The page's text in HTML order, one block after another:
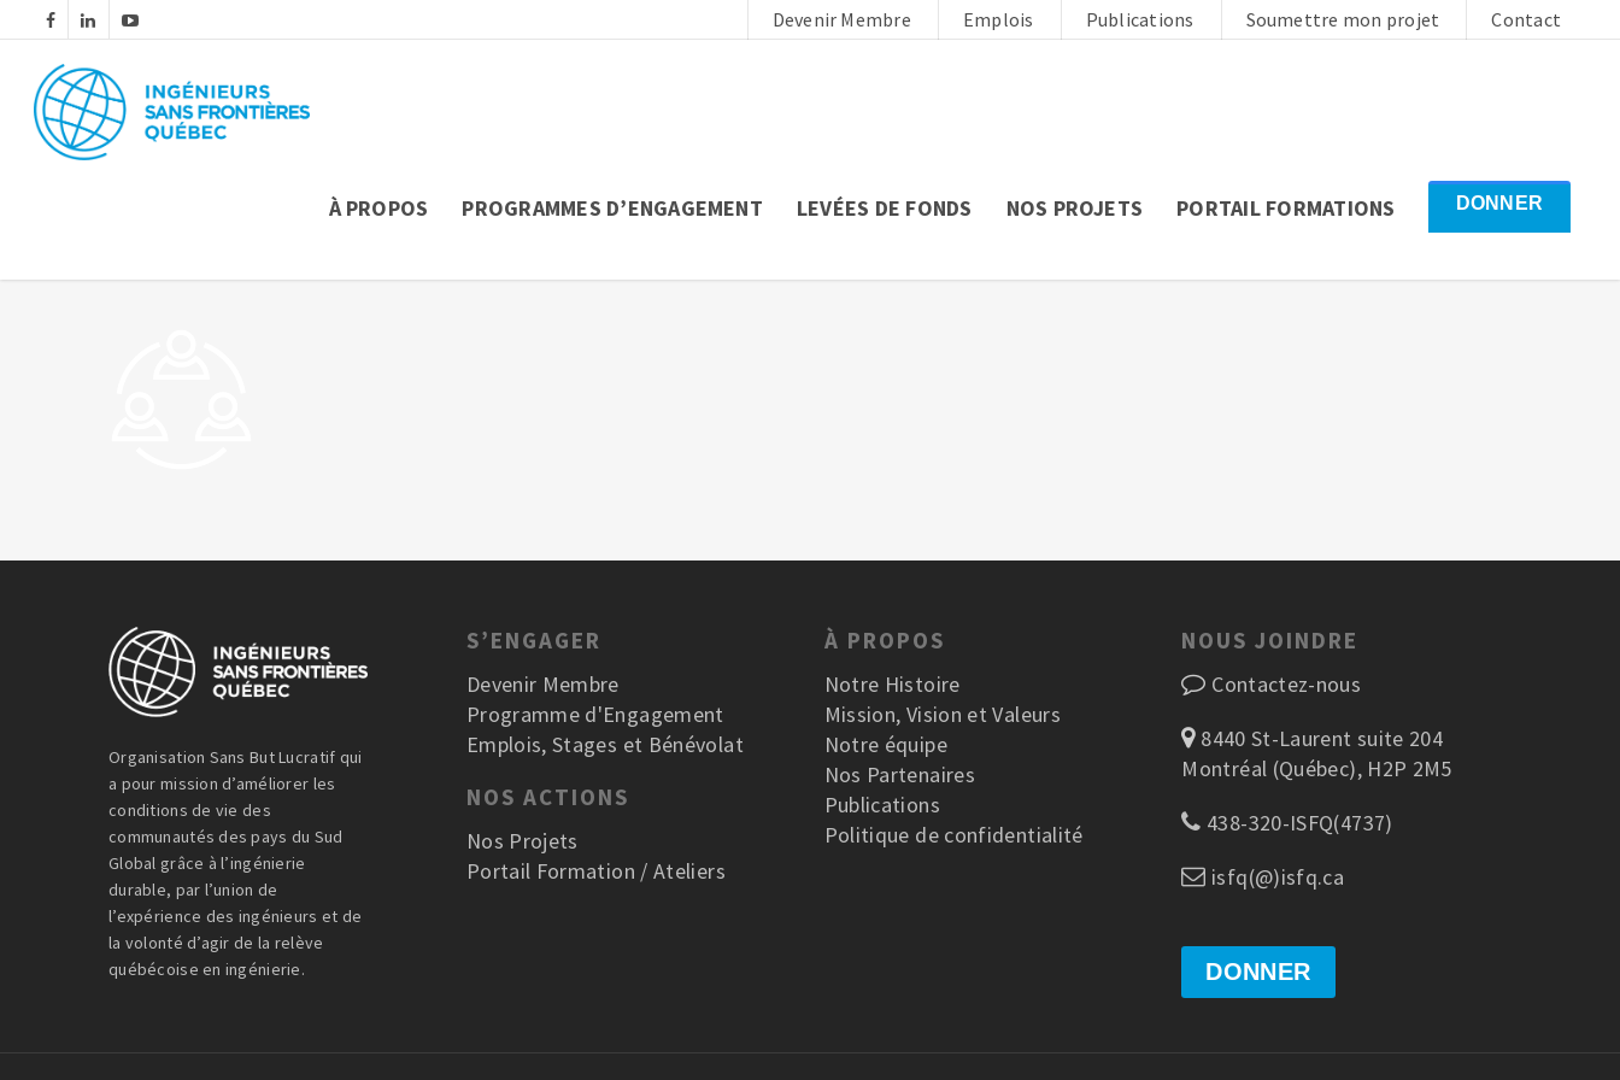
Devenir Membre Emplois Publications Soumettre mon projet Contact
À PROPOS PROGRAMMES D’ENGAGEMENT LEVÉES DE FONDS NOS PROJETS PORTAIL FORMATIONS DONNER
Organisation Sans But Lucratif qui
a pour mission d’améliorer les
conditions de vie des
communautés des pays du Sud
Global grâce à l’ingénierie
durable, par l’union de
l’expérience des ingénieurs et de
la volonté d’agir de la relève
québécoise en ingénierie.
S’ENGAGER
Devenir Membre
Programme d'Engagement
Emplois, Stages et Bénévolat
NOS ACTIONS
Nos Projets
Portail Formation / Ateliers
À PROPOS
Notre Histoire
Mission, Vision et Valeurs
Notre équipe
Nos Partenaires
Publications
Politique de confidentialité
NOUS JOINDRE
Contactez-nous
8440 St-Laurent suite 204
Montréal (Québec), H2P 2M5
438-320-ISFQ(4737)
isfq(@)isfq.ca
DONNER